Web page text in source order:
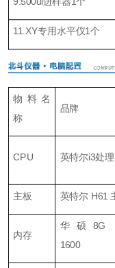
11.XY专用水平仪1个
物料名
称
品牌
CPU 英特尔i3处
主板 英特尔 H61
内存
华硕8G
1600